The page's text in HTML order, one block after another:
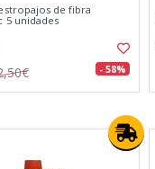
de fibra
5 unidades
- 58%